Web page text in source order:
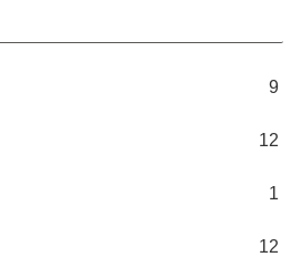
9
12
1
12